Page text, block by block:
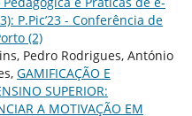
P.Pic’23 - Conferência de
(2)
Pedro Rodrigues, António
GAMIFICAÇÃO E
SUPERIOR:
A MOTIVAÇÃO EM